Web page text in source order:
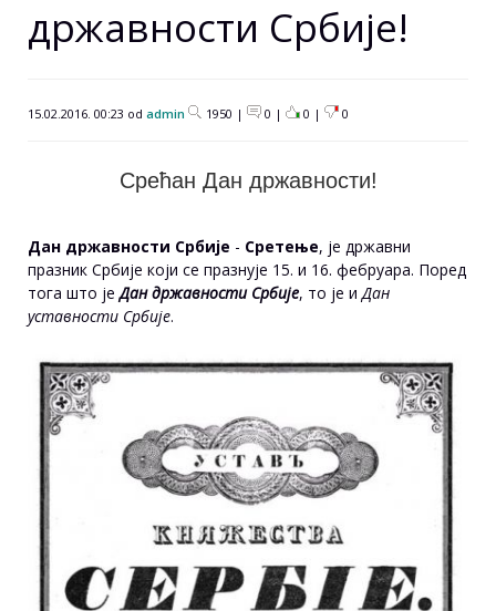
државности Србије!
15.02.2016. 00:23 od admin 1950 | 0 | 0 | 0
Срећан Дан државности!
Дан државности Србије - Сретење, је државни
празник Србије који се празнује 15. и 16. фебруара. Поред
тога што јеДан државности Србије, то је иДан
уставности Србије.